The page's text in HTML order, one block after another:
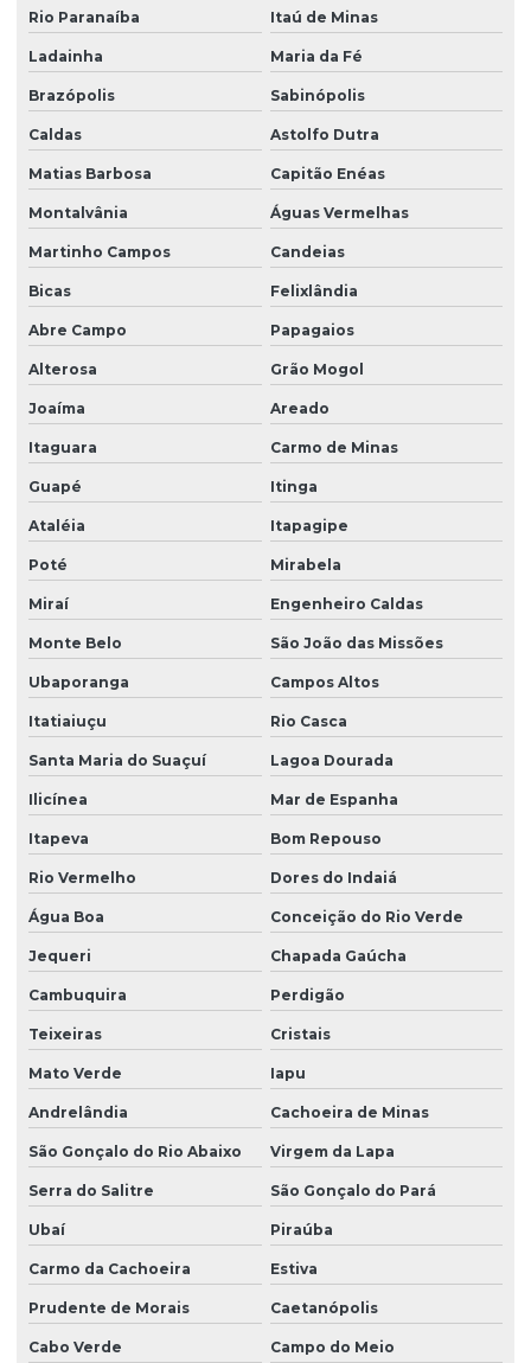
Rio Paranaíba Itaú de Minas
Ladainha Maria da Fé
Brazópolis Sabinópolis
Caldas Astolfo Dutra
Matias Barbosa Capitão Enéas
Montalvânia Águas Vermelhas
Martinho Campos Candeias
Bicas Felixlândia
Abre Campo Papagaios
Alterosa Grão Mogol
Joaíma Areado
Itaguara Carmo de Minas
Guapé Itinga
Ataléia Itapagipe
Poté Mirabela
Miraí Engenheiro Caldas
Monte Belo São João das Missões
Ubaporanga Campos Altos
Itatiaiuçu Rio Casca
Santa Maria do Suaçuí Lagoa Dourada
Ilicínea Mar de Espanha
Itapeva Bom Repouso
Rio Vermelho Dores do Indaiá
Água Boa Conceição do Rio Verde
Jequeri Chapada Gaúcha
Cambuquira Perdigão
Teixeiras Cristais
Mato Verde Iapu
Andrelândia Cachoeira de Minas
São Gonçalo do Rio Abaixo Virgem da Lapa
Serra do Salitre São Gonçalo do Pará
Ubaí Piraúba
Carmo da Cachoeira Estiva
Prudente de Morais Caetanópolis
Cabo Verde Campo do Meio